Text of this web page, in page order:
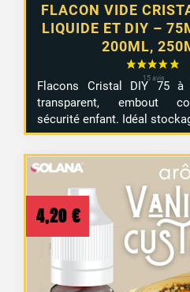
FLACON VIDE
LIQUIDE ET DIY –
200ML,
Flacons Cristal DIY 75
transparent, embout
sécurité enfant. Idéal
4,20 €